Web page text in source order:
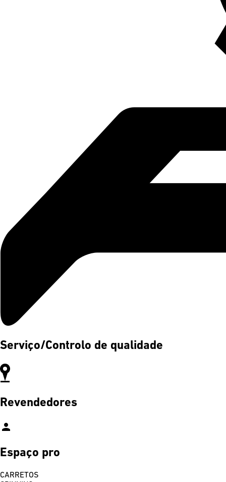
Serviço/Controlo de qualidade
Revendedores
person
Espaço pro
CARRETOS